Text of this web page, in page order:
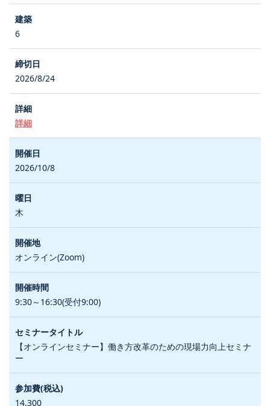
6
2026/8/24
詳細
2026/10/8
木
オンライン(Zoom)
9:30～16:30(受付9:00)
【オンラインセミナー】働き方改革のための現場力向上セミナ
ー
14,300